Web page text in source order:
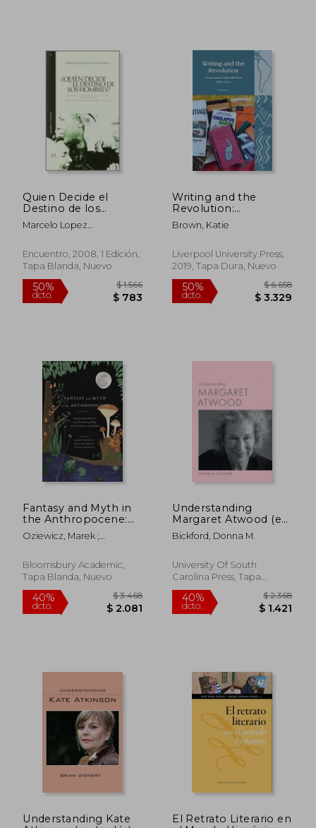
50%
dcto.
50%
dcto.
Quien Decide el
Destino de los
Hombres (Cuadernos
de Frontera)
Marcelo Lopez
Encuentro, 2008, 1 Edición,
Tapa Blanda, Nuevo
Writing and the
Revolution:
Venezuelan
Metafiction 2004-
Brown, Katie
Liverpool University Press,
2019, Tapa Dura, Nuevo
Fantasy and Myth in
the Anthropocene:
Imagining Futures
and Dreaming Hope
Media (en Inglés)
Oziewicz, Marek ;
Tereza
Bloomsbury Academic,
Tapa Blanda, Nuevo
Understanding
Margaret Atwood (en
Inglés)
Bickford, Donna M.
University Of South
Carolina Press, Tapa
Blanda, Nuevo
Understanding Kate
El Retrato Literario en